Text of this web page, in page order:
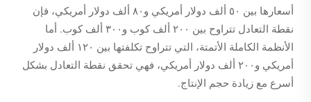
أسعارها بين ٥٠ ألف دولار أمريكي و٨٠ ألف دولار أمريكي، فإن
نقطة التعادل تتراوح بين ٢٠٠ ألف كوب و٣٠٠ ألف كوب. أما
الأنظمة الكاملة الأتمتة، التي تتراوح تكلفتها بين ١٢٠ ألف دولار
أمريكي و٢٠٠ ألف دولار أمريكي، فهي تحقق نقطة التعادل بشكل
أسرع مع زيادة حجم الإنتاج.